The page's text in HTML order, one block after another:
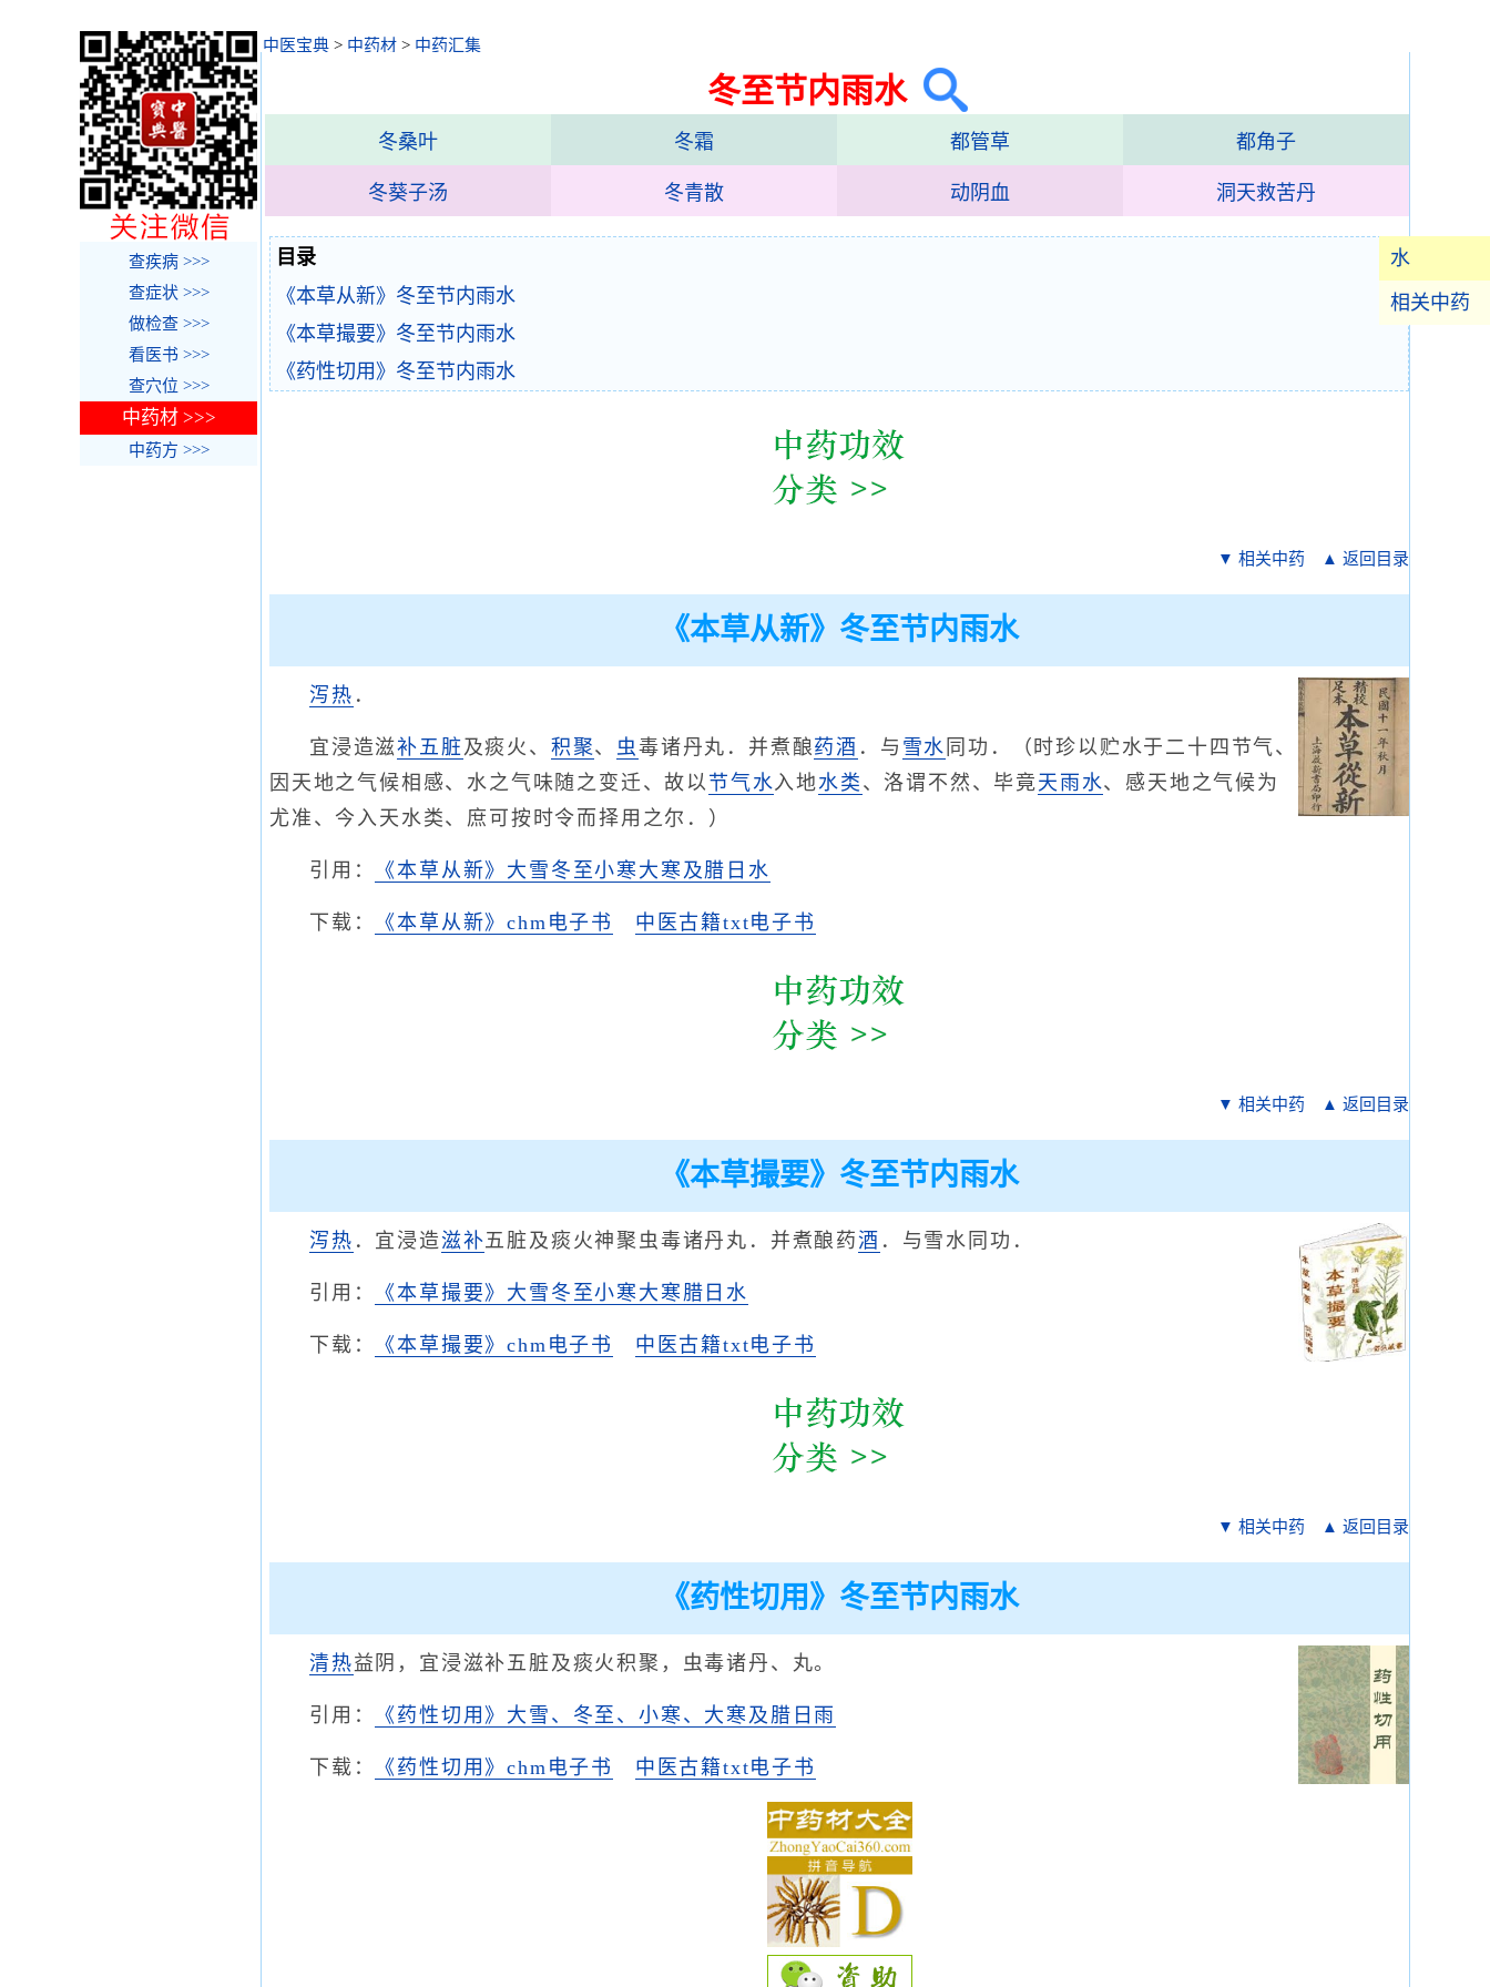
中医宝典 > 中药材 > 中药汇集
冬至节内雨水
冬桑叶 冬霜 都管草 都角子
冬葵子汤 冬青散 动阴血 洞天救苦丹
水
相关中药
目录
《本草从新》冬至节内雨水
《本草撮要》冬至节内雨水
《药性切用》冬至节内雨水
▼ 相关中药 ▲ 返回目录
《本草从新》冬至节内雨水
泻热 ．
宜浸造滋补五脏及痰火、 积聚、 虫毒诸丹丸．并煮酿药酒 ．与 雪水 同功．（时珍以贮水于二十四节气、
因天地之气候相感、水之气味随之变迁、故以 节气水入地水类 、洛谓不然、毕竟天雨水、感天地之气候为
尤准、今入天水类、庶可按时令而择用之尔．）
引用： 《本草从新》大雪冬至小寒大寒及腊日水
下载： 《本草从新》chm电子书 中医古籍txt电子书
▼ 相关中药 ▲ 返回目录
《本草撮要》冬至节内雨水
泻热 ．宜浸造滋补五脏及痰火神聚虫毒诸丹丸．并煮酿药酒 ．与雪水同功．
引用： 《本草撮要》大雪冬至小寒大寒腊日水
下载： 《本草撮要》chm电子书 中医古籍txt电子书
▼ 相关中药 ▲ 返回目录
《药性切用》冬至节内雨水
清热益阴，宜浸滋补五脏及痰火积聚，虫毒诸丹、丸。
引用： 《药性切用》大雪、冬至、小寒、大寒及腊日雨
下载： 《药性切用》chm电子书 中医古籍txt电子书
查疾病 >>>
查症状 >>>
做检查 >>>
看医书 >>>
查穴位 >>>
中药材 >>>
中药方 >>>